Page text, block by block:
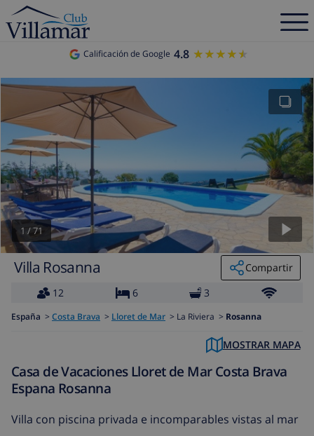
Calificación de Google 4.8 ★★★★★
★★★★★
1 /71
Villa Rosanna
Compartir
12
6 3
España > Costa Brava > Lloret de Mar > La Riviera > Rosanna
MOSTRAR MAPA
Casa de Vacaciones Lloret de Mar Costa Brava
Espana Rosanna
Villa con piscina privada e incomparables vistas al mar